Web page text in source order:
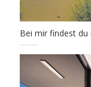
Bei mir findest du